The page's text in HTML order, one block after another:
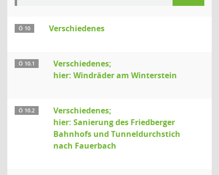
Ö 10 Verschiedenes
Ö 10.1
Verschiedenes;
hier: Windräder am Winterstein
Ö 10.2
Verschiedenes;
hier: Sanierung des Friedberger
Bahnhofs und Tunneldurchstich
nach Fauerbach